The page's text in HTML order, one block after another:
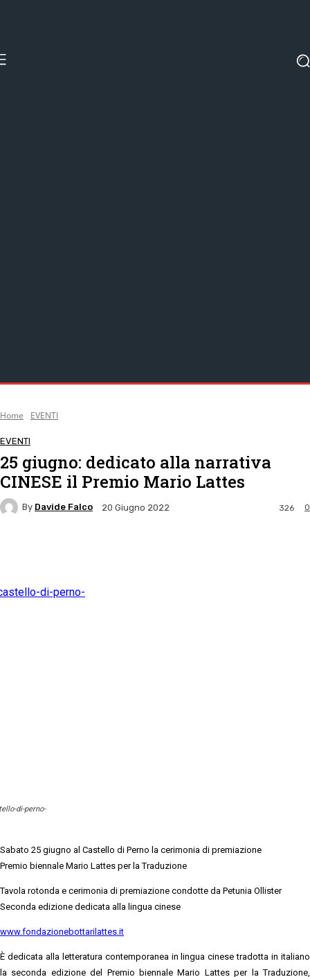
Home EVENTI
EVENTI
25 giugno: dedicato alla narrativa
CINESE il Premio Mario Lattes
By Davide Falco 20 Giugno 2022 0
326
di-perno-
Sabato 25 giugno al Castello di Perno la cerimonia di premiazione
Premio biennale Mario Lattes per la Traduzione
Tavola rotonda e cerimonia di premiazione condotte da Petunia Ollister
Seconda edizione dedicata alla lingua cinese
www.fondazionebottarilattes.it
È dedicata alla letteratura contemporanea in lingua cinese tradotta in italiano
la seconda edizione del Premio biennale Mario Lattes per la Traduzione,